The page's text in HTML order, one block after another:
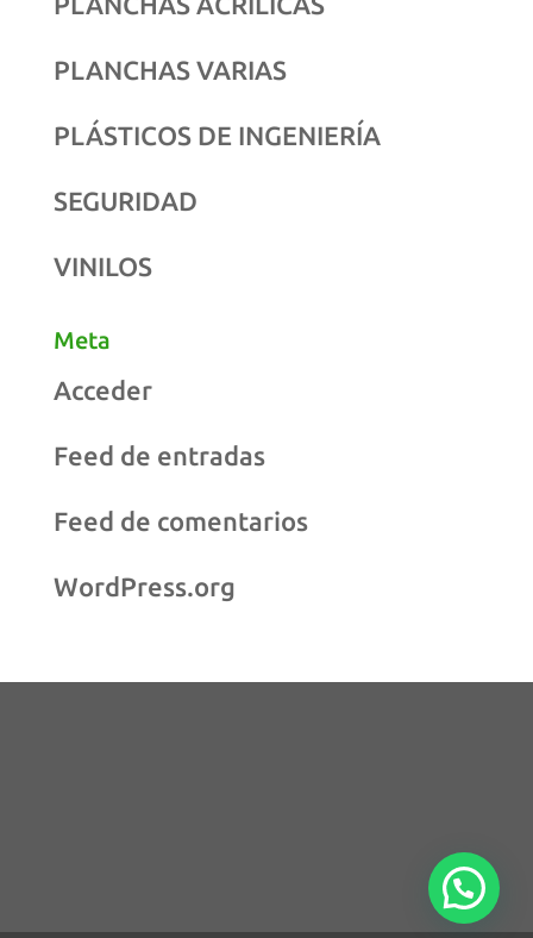
PLANCHAS VARIAS
PLÁSTICOS DE INGENIERÍA
SEGURIDAD
VINILOS
Meta
Acceder
Feed de entradas
Feed de comentarios
WordPress.org